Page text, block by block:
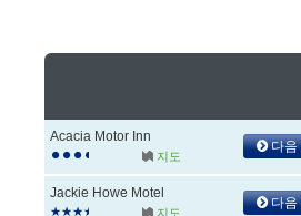
Acacia Motor Inn
지도
다음
Jackie Howe Motel
지도
다음